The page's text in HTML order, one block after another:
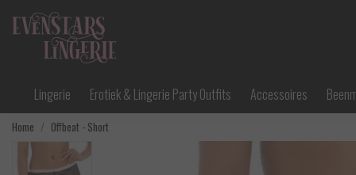
Lingerie Erotiek & Lingerie Party Outfits Accessoires
Home Offbeat - Short